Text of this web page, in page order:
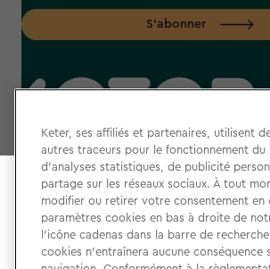
Select your
It looks like you’re joining us from a
At which store would you like
S'abonner
label.payment
CGU
Keter, ses affiliés et partenaires, utilisent
autres traceurs pour le fonctionnement du
d’analyses statistiques, de publicité
partage sur les réseaux sociaux. À tout
modifier ou retirer votre consentement en
paramètres cookies en bas à droite de
l’icône cadenas dans la barre de
cookies n’entraînera aucune conséquence